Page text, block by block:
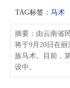
TAG标签： 马术
摘要：由云南省
将于9月20日在
族马术。目前，
设中。